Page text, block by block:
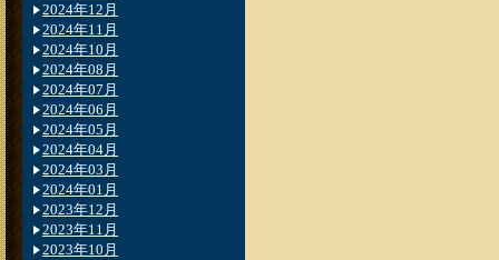
2024年12月
2024年11月
2024年10月
2024年08月
2024年07月
2024年06月
2024年05月
2024年04月
2024年03月
2024年01月
2023年12月
2023年11月
2023年10月